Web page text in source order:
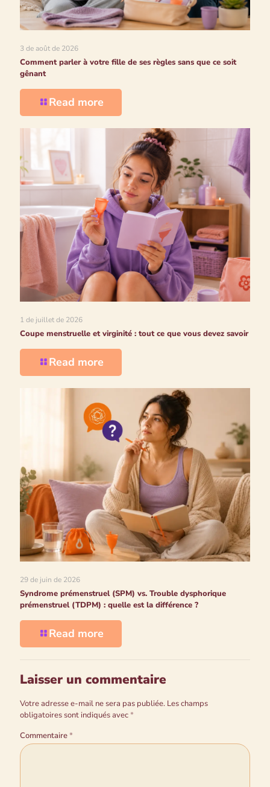
3 de août de 2026
Comment parler à votre fille de ses règles sans que ce soit
gênant
Read more
1 de juillet de 2026
Coupe menstruelle et virginité : tout ce que vous devez savoir
Read more
29 de juin de 2026
Syndrome prémenstruel (SPM) vs. Trouble dysphorique
prémenstruel (TDPM) : quelle est la différence ?
Read more
Laisser un commentaire
Votre adresse e-mail ne sera pas publiée. Les champs
obligatoires sont indiqués avec*
Commentaire*